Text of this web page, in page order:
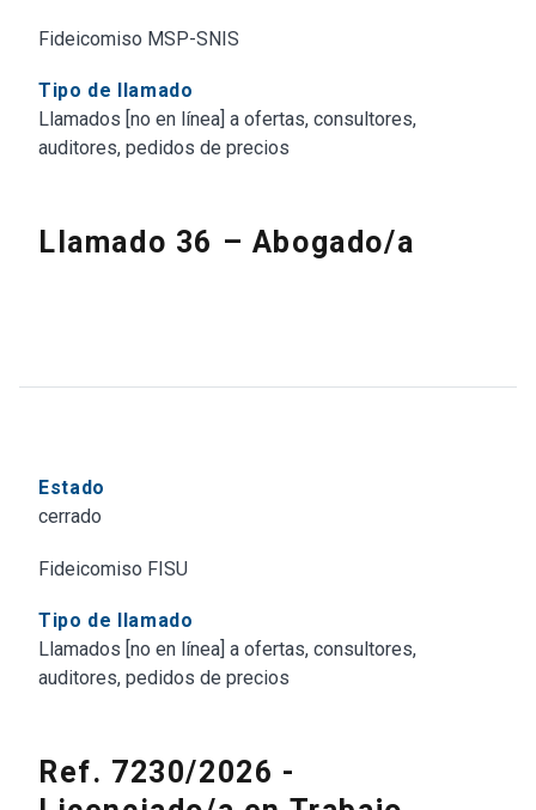
Fideicomiso MSP-SNIS
Tipo de llamado
Llamados [no en línea] a ofertas, consultores,
auditores, pedidos de precios
Llamado 36 – Abogado/a
Estado
cerrado
Fideicomiso FISU
Tipo de llamado
Llamados [no en línea] a ofertas, consultores,
auditores, pedidos de precios
Ref. 7230/2026 -